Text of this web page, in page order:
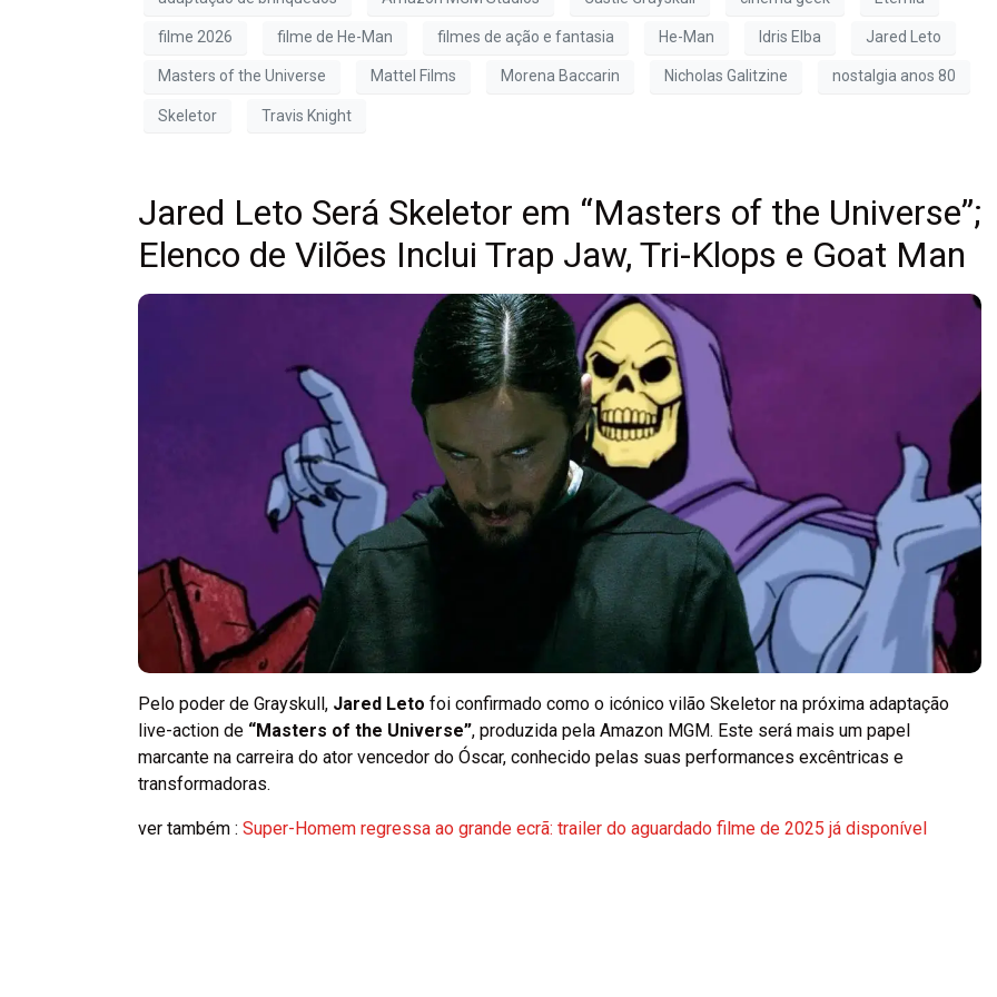
filme 2026 filme de He-Man filmes de ação e fantasia He-Man Idris Elba Jared Leto
Masters of the Universe Mattel Films Morena Baccarin Nicholas Galitzine nostalgia anos 80
Skeletor Travis Knight
Jared Leto Será Skeletor em “Masters of the Universe”;
Elenco de Vilões Inclui Trap Jaw, Tri-Klops e Goat Man
Pelo poder de Grayskull, Jared Leto foi confirmado como o icónico vilão Skeletor na próxima adaptação
live-action de “Masters of the Universe”, produzida pela Amazon MGM. Este será mais um papel
marcante na carreira do ator vencedor do Óscar, conhecido pelas suas performances excêntricas e
transformadoras.
ver também : Super-Homem regressa ao grande ecrã: trailer do aguardado filme de 2025 já disponível